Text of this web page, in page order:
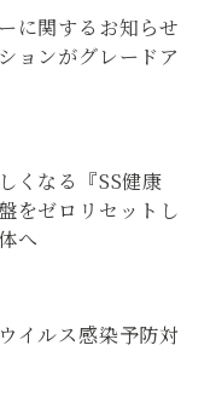
に関するお知らせ
ョンがグレードア
くなる『SS健康
をゼロリセットし
へ
イルス感染予防対